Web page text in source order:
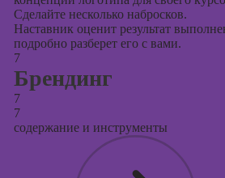
Сделайте несколько набросков.
Наставник оценит результат
подробно разберет его с вами.
7
Брендинг
7
7
содержание и инструменты